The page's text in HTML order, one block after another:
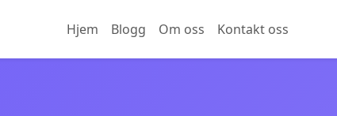
Hjem Blogg Om oss Kontakt oss